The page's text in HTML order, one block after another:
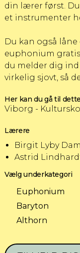
din lærer først.
et instrumenter
Du kan også
euphonium
du melder dig
virkelig sjovt, så
Her kan du gå til
Viborg -
Lærere
Birgit Lyby
Astrid
Vælg underkategori
Euphonium
Baryton
Althorn